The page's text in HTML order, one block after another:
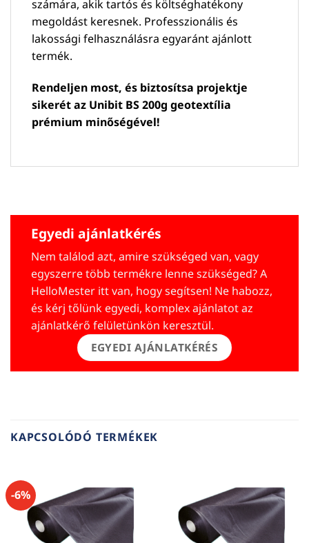
számára, akik tartós és költséghatékony
megoldást keresnek. Professzionális és
lakossági felhasználásra egyaránt ajánlott
termék.
Rendeljen most, és biztosítsa projektje
sikerét az Unibit BS 200g geotextília
prémium minőségével!
Egyedi ajánlatkérés
Nem találod azt, amire szükséged van, vagy
egyszerre több termékre lenne szükséged? A
HelloMester itt van, hogy segítsen! Ne habozz,
és kérj tőlünk egyedi, komplex ajánlatot az
ajánlatkérő felületünkön keresztül.
EGYEDI AJÁNLATKÉRÉS
KAPCSOLÓDÓ TERMÉKEK
-6%